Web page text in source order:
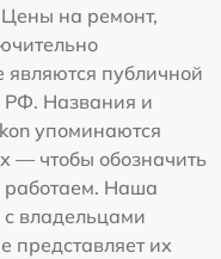
Цены на ремонт,
являются публичной
РФ. Названия и
упоминаются
— чтобы обозначить
работаем. Наша
владельцами
представляет их